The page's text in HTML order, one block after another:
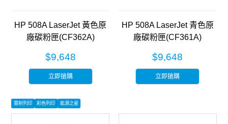
HP 508A LaserJet 黃色原
廠碳粉匣(CF362A)
$9,648
立即搶購
HP 508A LaserJet 青色原
廠碳粉匣(CF361A)
$9,648
立即搶購
雷射列印 彩色列印 能源之星